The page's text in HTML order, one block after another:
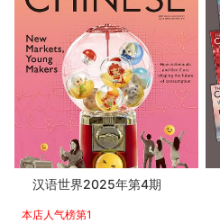
汉语世界2025年第4期
本店人气榜第1